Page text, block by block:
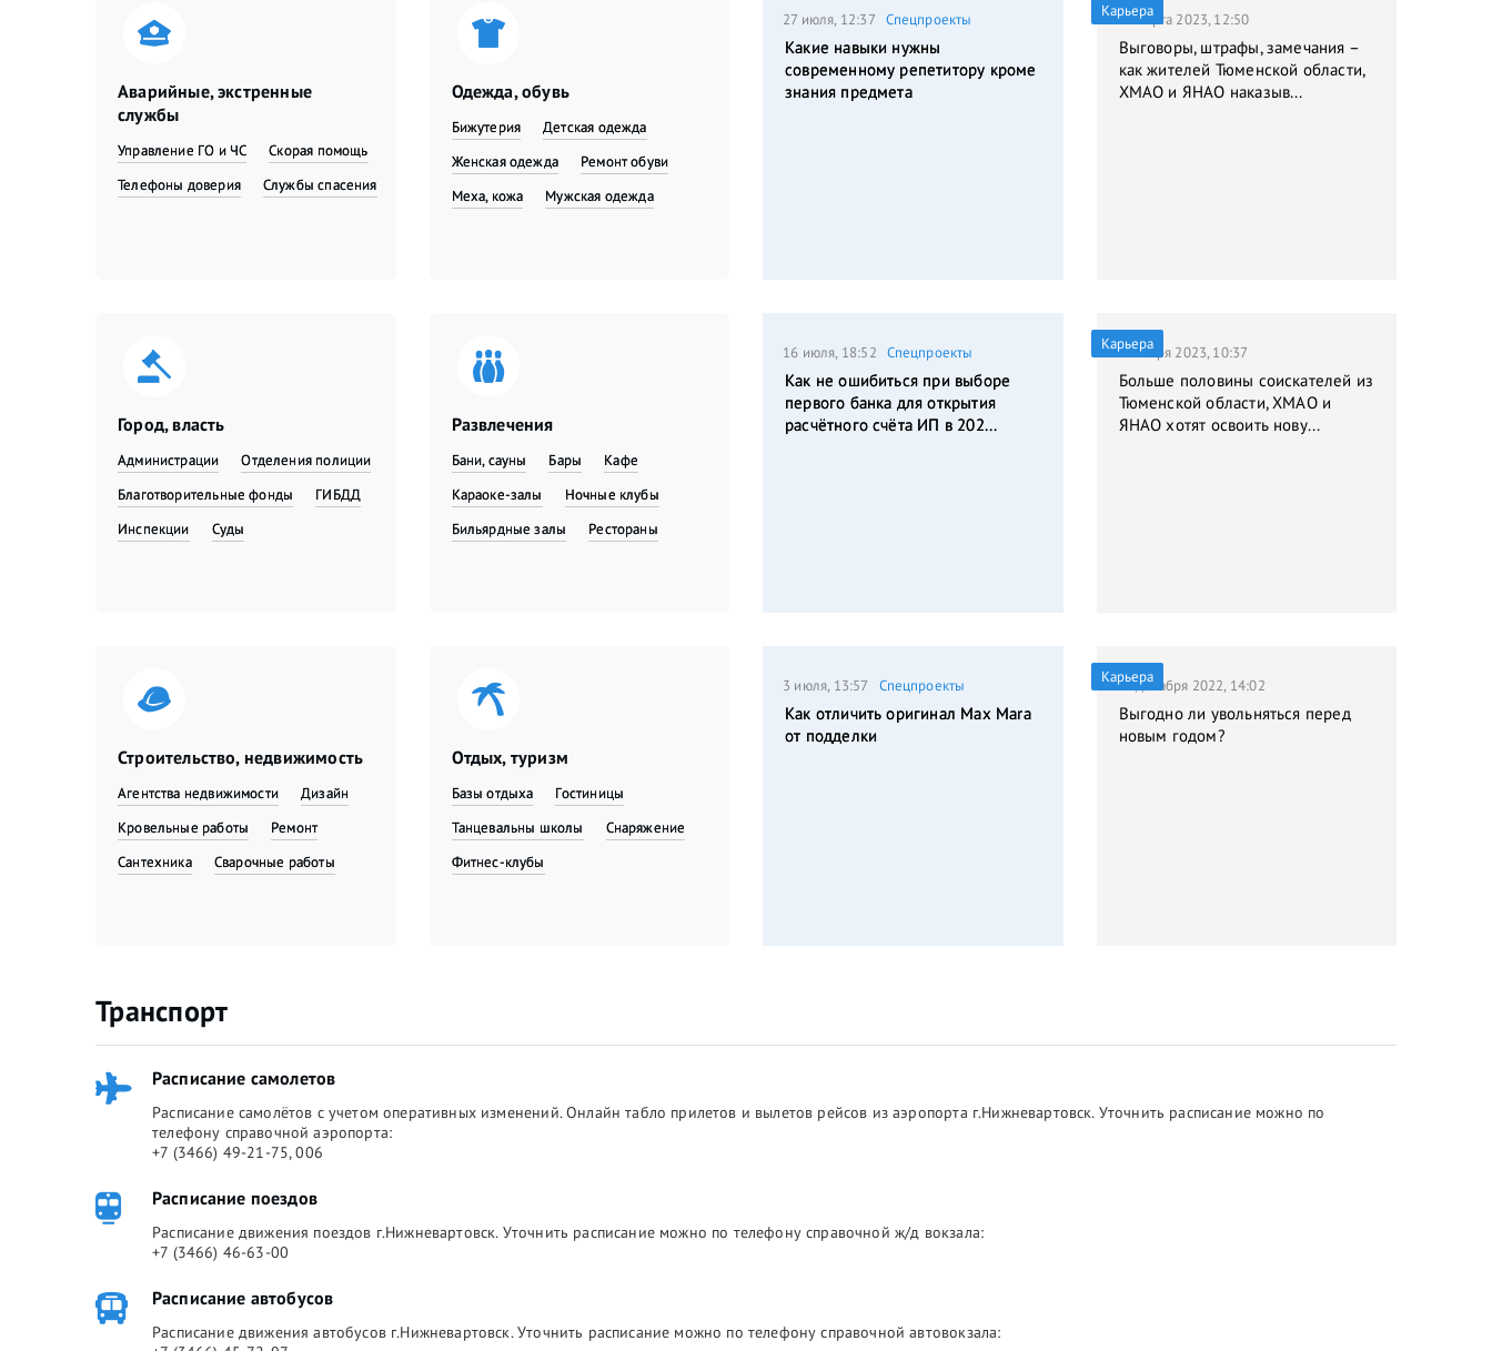
Аварийные, экстренные
службы
Управление ГО и ЧС
Скорая помощь
Телефоны доверия
Службы спасения
Город, власть
Администрации
Отделения полиции
Благотворительные фонды
ГИБДД
Инспекции
Суды
Строительство, недвижимость
Агентства недвижимости
Дизайн
Кровельные работы
Ремонт
Сантехника
Сварочные работы
Одежда, обувь
Бижутерия
Детская одежда
Женская одежда
​Ремонт обуви
Меха, кожа
Мужская одежда
Развлечения
Бани, сауны Бары
Кафе
Караоке-залы
Ночные клубы
Бильярдные залы
Рестораны
Отдых, туризм
Базы отдыха
Гостиницы
Танцевальны школы
Снаряжение
Фитнес-клубы
27 июля, 12:37 Спецпроекты
Какие навыки нужны
современному репетитору кроме
знания предмета
16 июля, 18:52 Спецпроекты
Как не ошибиться при выборе
первого банка для открытия
расчётного счёта ИП в 202...
3 июля, 13:57 Спецпроекты
Как отличить оригинал Max Mara
от подделки
Карьера
31 марта 2023, 12:50
Выговоры, штрафы, замечания –
как жителей Тюменской области,
ХМАО и ЯНАО наказыв...
Карьера
9 января 2023, 10:37
Больше половины соискателей из
Тюменской области, ХМАО и
ЯНАО хотят освоить нову...
Карьера
21 декабря 2022, 14:02
Выгодно ли увольняться перед
новым годом?
Транспорт
Расписание самолетов
Расписание самолётов с учетом оперативных изменений. Онлайн табло прилетов и вылетов рейсов из аэропорта г.Нижневартовск. Уточнить расписание можно по
телефону справочной аэропорта:
+7 (3466) 49-21-75, 006
Расписание поездов
Расписание движения поездов г.Нижневартовск. Уточнить расписание можно по телефону справочной ж/д вокзала:
+7 (3466) 46-63-00
Расписание автобусов
Расписание движения автобусов г.Нижневартовск. Уточнить расписание можно по телефону справочной автовокзала: